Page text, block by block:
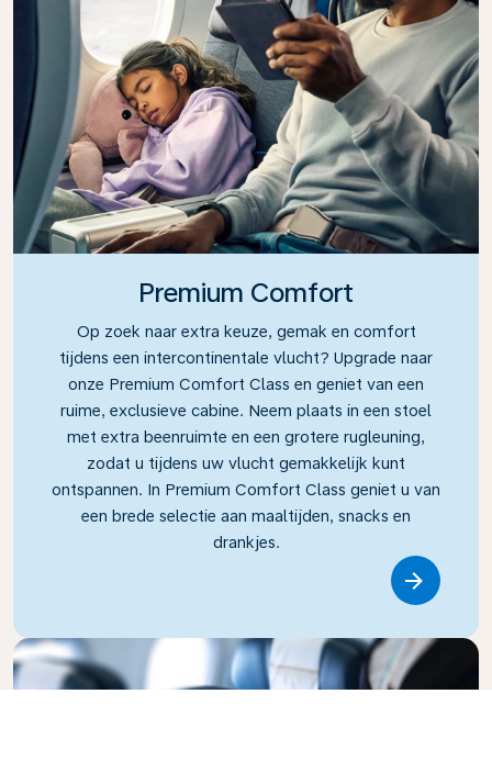
Premium Comfort
Op zoek naar extra keuze, gemak en comfort
tijdens een intercontinentale vlucht? Upgrade naar
onze Premium Comfort Class en geniet van een
ruime, exclusieve cabine. Neem plaats in een stoel
met extra beenruimte en een grotere rugleuning,
zodat u tijdens uw vlucht gemakkelijk kunt
ontspannen. In Premium Comfort Class geniet u van
een brede selectie aan maaltijden, snacks en
drankjes.